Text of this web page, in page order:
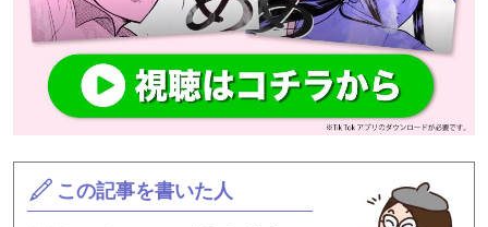
この記事を書いた人